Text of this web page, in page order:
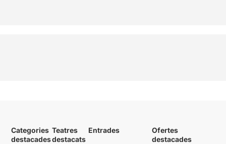
Categories
destacades
Teatres
destacats
Entrades
Ofertes
destacades